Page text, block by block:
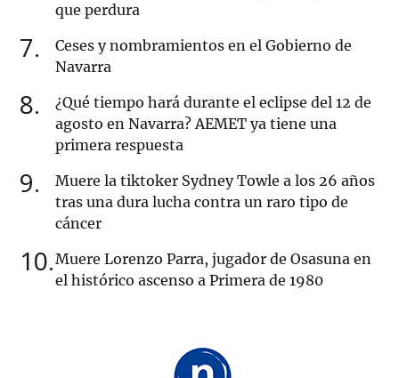
que perdura
7
Ceses y nombramientos en el Gobierno de
Navarra
8
¿Qué tiempo hará durante el eclipse del 12 de
agosto en Navarra? AEMET ya tiene una
primera respuesta
9
Muere la tiktoker Sydney Towle a los 26 años
tras una dura lucha contra un raro tipo de
cáncer
10 Muere Lorenzo Parra, jugador de Osasuna en
el histórico ascenso a Primera de 1980